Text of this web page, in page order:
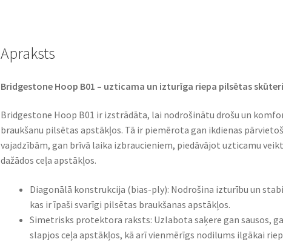
Apraksts
Bridgestone Hoop B01 – uzticama un izturīga riepa pilsētas
Bridgestone Hoop B01 ir izstrādāta, lai nodrošinātu drošu un
braukšanu pilsētas apstākļos. Tā ir piemērota gan ikdienas
vajadzībām, gan brīvā laika izbraucieniem, piedāvājot uzticamu
dažādos ceļa apstākļos.​
Diagonālā konstrukcija (bias-ply): Nodrošina izturību un
kas ir īpaši svarīgi pilsētas braukšanas apstākļos.​
Simetrisks protektora raksts: Uzlabota saķere gan sausos,
slapjos ceļa apstākļos, kā arī vienmērīgs nodilums ilgākai